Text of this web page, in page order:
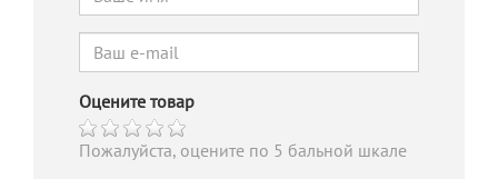
Оцените товар
Пожалуйста, оцените по 5 бальной шкале